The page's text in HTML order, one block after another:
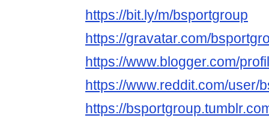
https://bit.ly/m/bsportgroup
https://gravatar.com/
https://www.blogger.com/
https://www.reddit.com/user/
https://